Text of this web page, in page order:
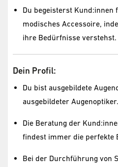
Du begeisterst Kund:innen
modisches Accessoire,
ihre Bedürfnisse verstehst.
Dein Profil:
Du bist ausgebildete
ausgebildeter Augenoptiker.
Die Beratung der
findest immer die perfekte
Bei der Durchführung von